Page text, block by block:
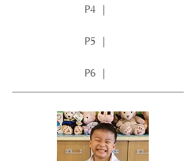
P4 ｜
P5 ｜
P6 ｜